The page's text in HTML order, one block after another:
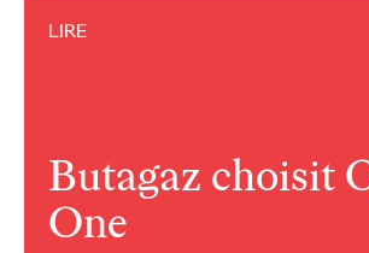
LIRE
Butagaz choisit
One